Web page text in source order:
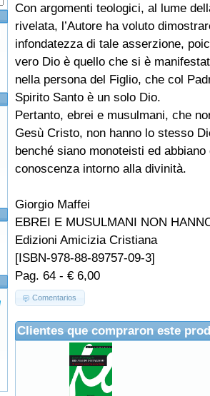
Con argomenti teologici, al lume
rivelata, l’Autore ha voluto
infondatezza di tale asserzione,
vero Dio è quello che si è
nella persona del Figlio, che col
Spirito Santo è un solo Dio.
Pertanto, ebrei e musulmani, che
Gesù Cristo, non hanno lo stesso
benché siano monoteisti ed abbiano
conoscenza intorno alla divinità.
Giorgio Maffei
EBREI E MUSULMANI NON
Edizioni Amicizia Cristiana
[ISBN-978-88-89757-09-3]
Pag. 64 - € 6,00
Comentarios
Clientes que compraron este